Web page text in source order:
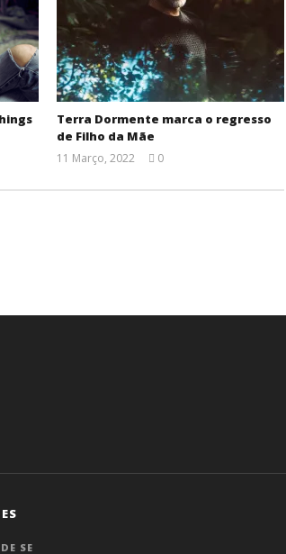
Terra Dormente marca o regresso
de Filho da Mãe
11 Março, 2022
Ventura
0
SE